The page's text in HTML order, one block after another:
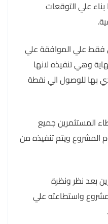
علي التوقعات
فقط علي الموافقة علي
وهي تنفيذه لانها
بها للوصول الي نقطة
المستثمرين جميع
المشروع ويتم تنفيذه من
بعد نظر ونظرة
واستطاعته علي